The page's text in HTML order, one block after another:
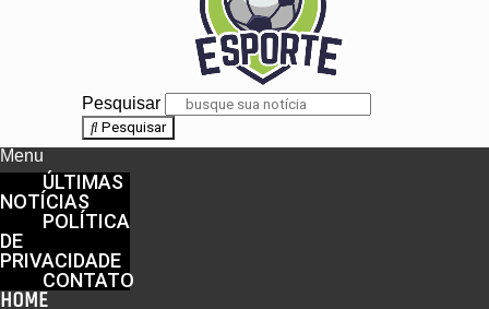
Pesquisar
Pesquisar
Menu
ÚLTIMAS
NOTÍCIAS
POLÍTICA
DE
PRIVACIDADE
CONTATO
HOME